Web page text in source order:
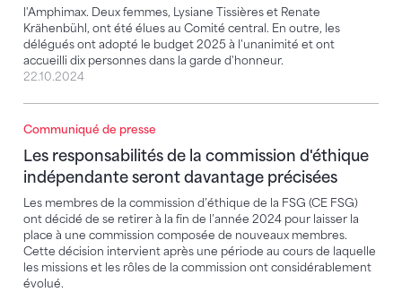
l'Amphimax. Deux femmes, Lysiane Tissières et Renate
Krähenbühl, ont été élues au Comité central. En outre, les
délégués ont adopté le budget 2025 à l'unanimité et ont
accueilli dix personnes dans la garde d'honneur.
22.10.2024
Communiqué de presse
Les responsabilités de la commission d'éthique
indépendante seront davantage précisées
Les membres de la commission d’éthique de la FSG (CE FSG)
ont décidé de se retirer à la fin de l’année 2024 pour laisser la
place à une commission composée de nouveaux membres.
Cette décision intervient après une période au cours de laquelle
les missions et les rôles de la commission ont considérablement
évolué.
Les responsabilités de la commission d'éthique